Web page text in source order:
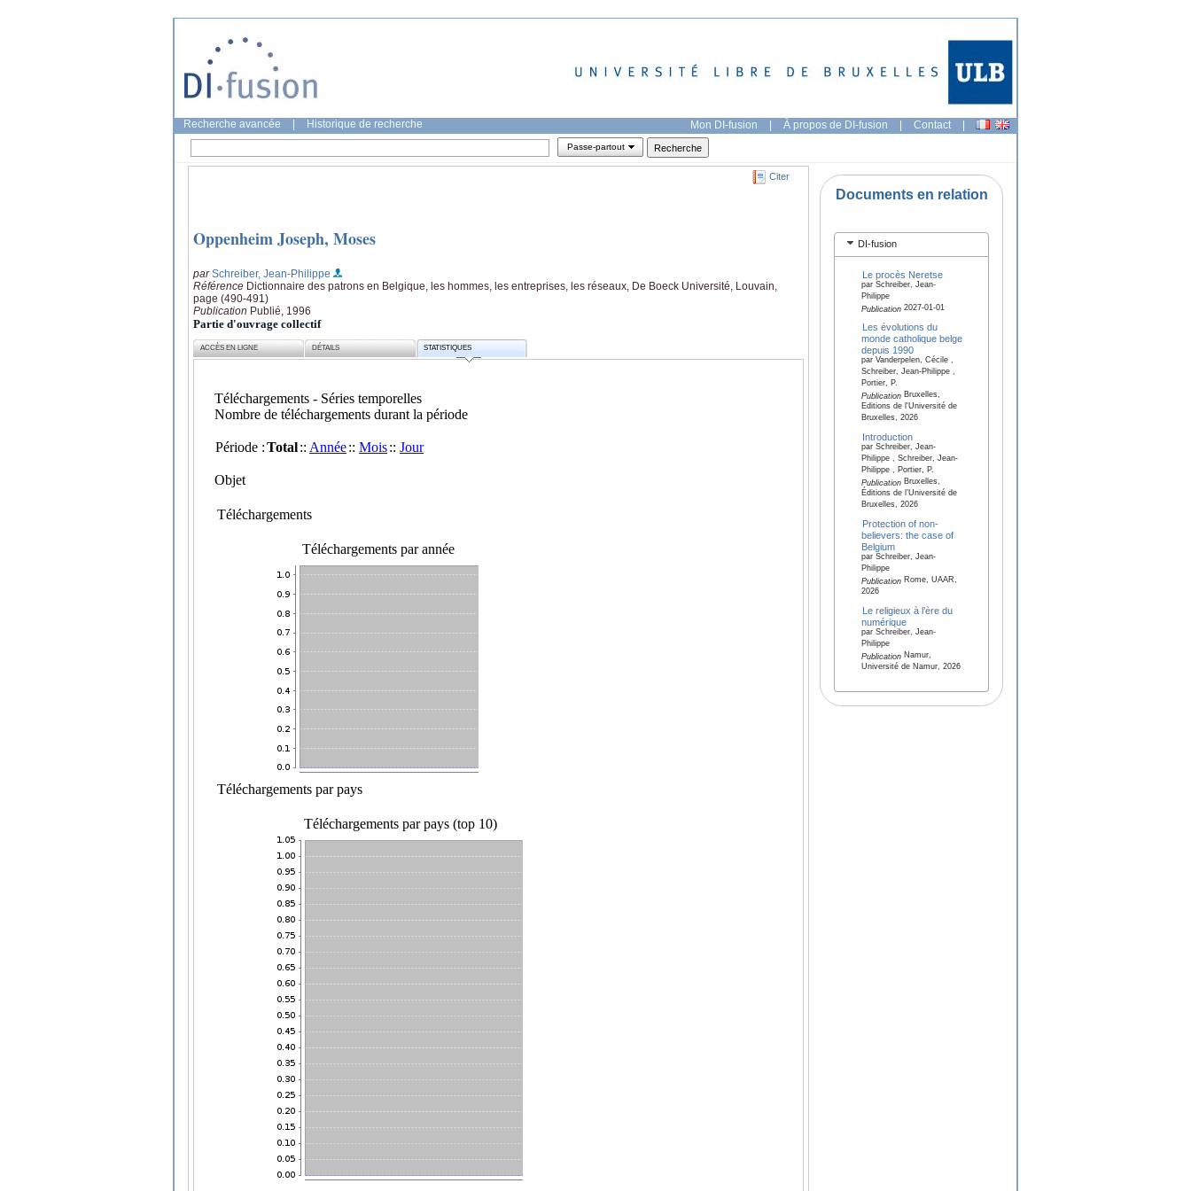
Recherche avancée Historique de recherche Mon DI-fusion | À propos de DI-fusion | Contact |
Passe-partout
Citer
Oppenheim Joseph, Moses
parSchreiber, Jean-Philippe
Référence Dictionnaire des patrons en Belgique, les hommes, les entreprises, les réseaux, De Boeck Université, Louvain,
page (490-491)
Publication Publié, 1996
Partie d'ouvrage collectif
ACCÈS EN LIGNE DÉTAILS STATISTIQUES
Documents en relation
DI-fusion
Le procès Neretse
par Schreiber, Jean-
Philippe
Publication2027-01-01
Les évolutions du
monde catholique belge
depuis 1990
par Vanderpelen, Cécile ,
Schreiber, Jean-Philippe ,
Portier, P.
PublicationBruxelles,
Editions de l'Université de
Bruxelles, 2026
Introduction
par Schreiber, Jean-
Philippe , Schreiber, Jean-
Philippe , Portier, P.
PublicationBruxelles,
Éditions de l’Université de
Bruxelles, 2026
Protection of non-
believers: the case of
Belgium
par Schreiber, Jean-
Philippe
PublicationRome, UAAR,
2026
Le religieux à l’ère du
numérique
par Schreiber, Jean-
Philippe
PublicationNamur,
Université de Namur, 2026